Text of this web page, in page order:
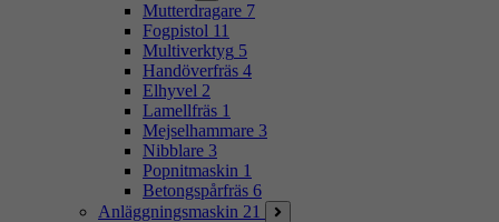
Mutterdragare 7
Fogpistol 11
Multiverktyg 5
Handöverfräs 4
Elhyvel 2
Lamellfräs 1
Mejselhammare 3
Nibblare 3
Popnitmaskin 1
Betongspårfräs 6
Anläggningsmaskin 21